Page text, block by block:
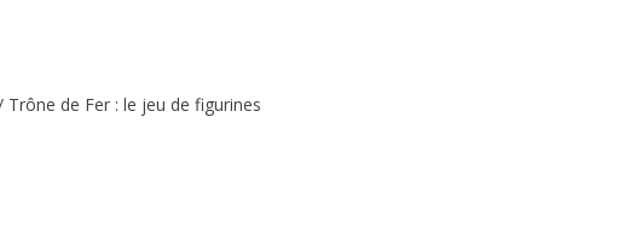
Trône de Fer : le jeu de figurines